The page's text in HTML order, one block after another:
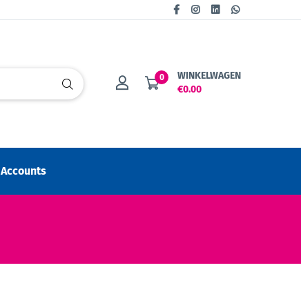
0
WINKELWAGEN
€0.00
Accounts